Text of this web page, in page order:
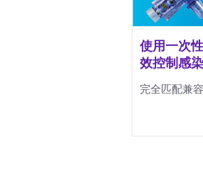
使用一次
效控制感染
完全匹配兼